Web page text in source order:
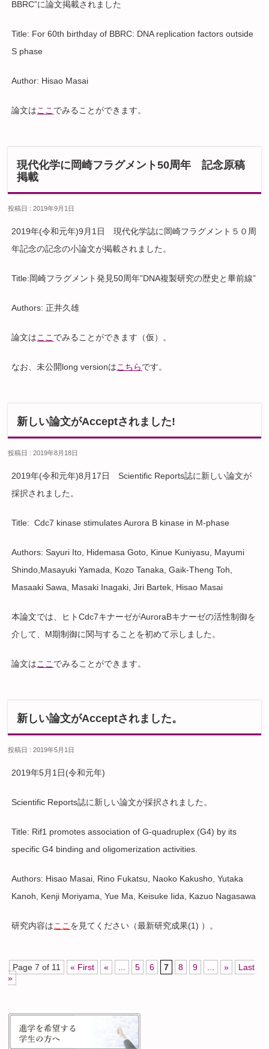
BBRC”に論文掲載されました
Title: For 60th birthday of BBRC: DNA replication factors outside
S phase
Author: Hisao Masai
論文はここ でみることができます。
現代化学に岡崎フラグメント50周年 記念原稿
掲載
投稿日 : 2019年9月1日
2019年(令和元年)9月1日 現代化学誌に岡崎フラグメント５０周
年記念の記念の小論文が掲載されました。
Title:岡崎フラグメント発見50周年”DNA複製研究の歴史と畢前線”
Authors: 正井久雄
論文はここ でみることができます（仮）。
なお、未公開long versionはこちらです。
新しい論文がAcceptされました!
投稿日 : 2019年8月18日
2019年(令和元年)8月17日 Scientific Reports誌に新しい論文が
採択されました。
Title: Cdc7 kinase stimulates Aurora B kinase in M-phase
Authors: Sayuri Ito, Hidemasa Goto, Kinue Kuniyasu, Mayumi
Shindo,Masayuki Yamada, Kozo Tanaka, Gaik-Theng Toh,
Masaaki Sawa, Masaki Inagaki, Jiri Bartek, Hisao Masai
本論文では、ヒトCdc7キナーゼがAuroraBキナーゼの活性制御を
介して、M期制御に関与することを初めて示しました。
論文はここ でみることができます。
新しい論文がAcceptされました。
投稿日 : 2019年5月1日
2019年5月1日(令和元年)
Scientific Reports誌に新しい論文が採択されました。
Title: Rif1 promotes association of G-quadruplex (G4) by its
specific G4 binding and oligomerization activities.
Authors: Hisao Masai, Rino Fukatsu, Naoko Kakusho, Yutaka
Kanoh, Kenji Moriyama, Yue Ma, Keisuke Iida, Kazuo Nagasawa
研究内容はここ を見てください（最新研究成果(1) ）。
Page 7 of 11 « First « 5 6 7 8 9 »
Last
»